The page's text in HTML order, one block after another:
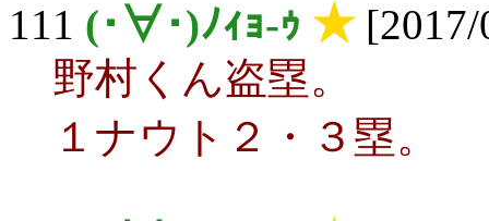
111 (･∀･)ﾉｨｮ-ｩ ★[2017/
野村くん盗塁。
１ナウト２・３塁。